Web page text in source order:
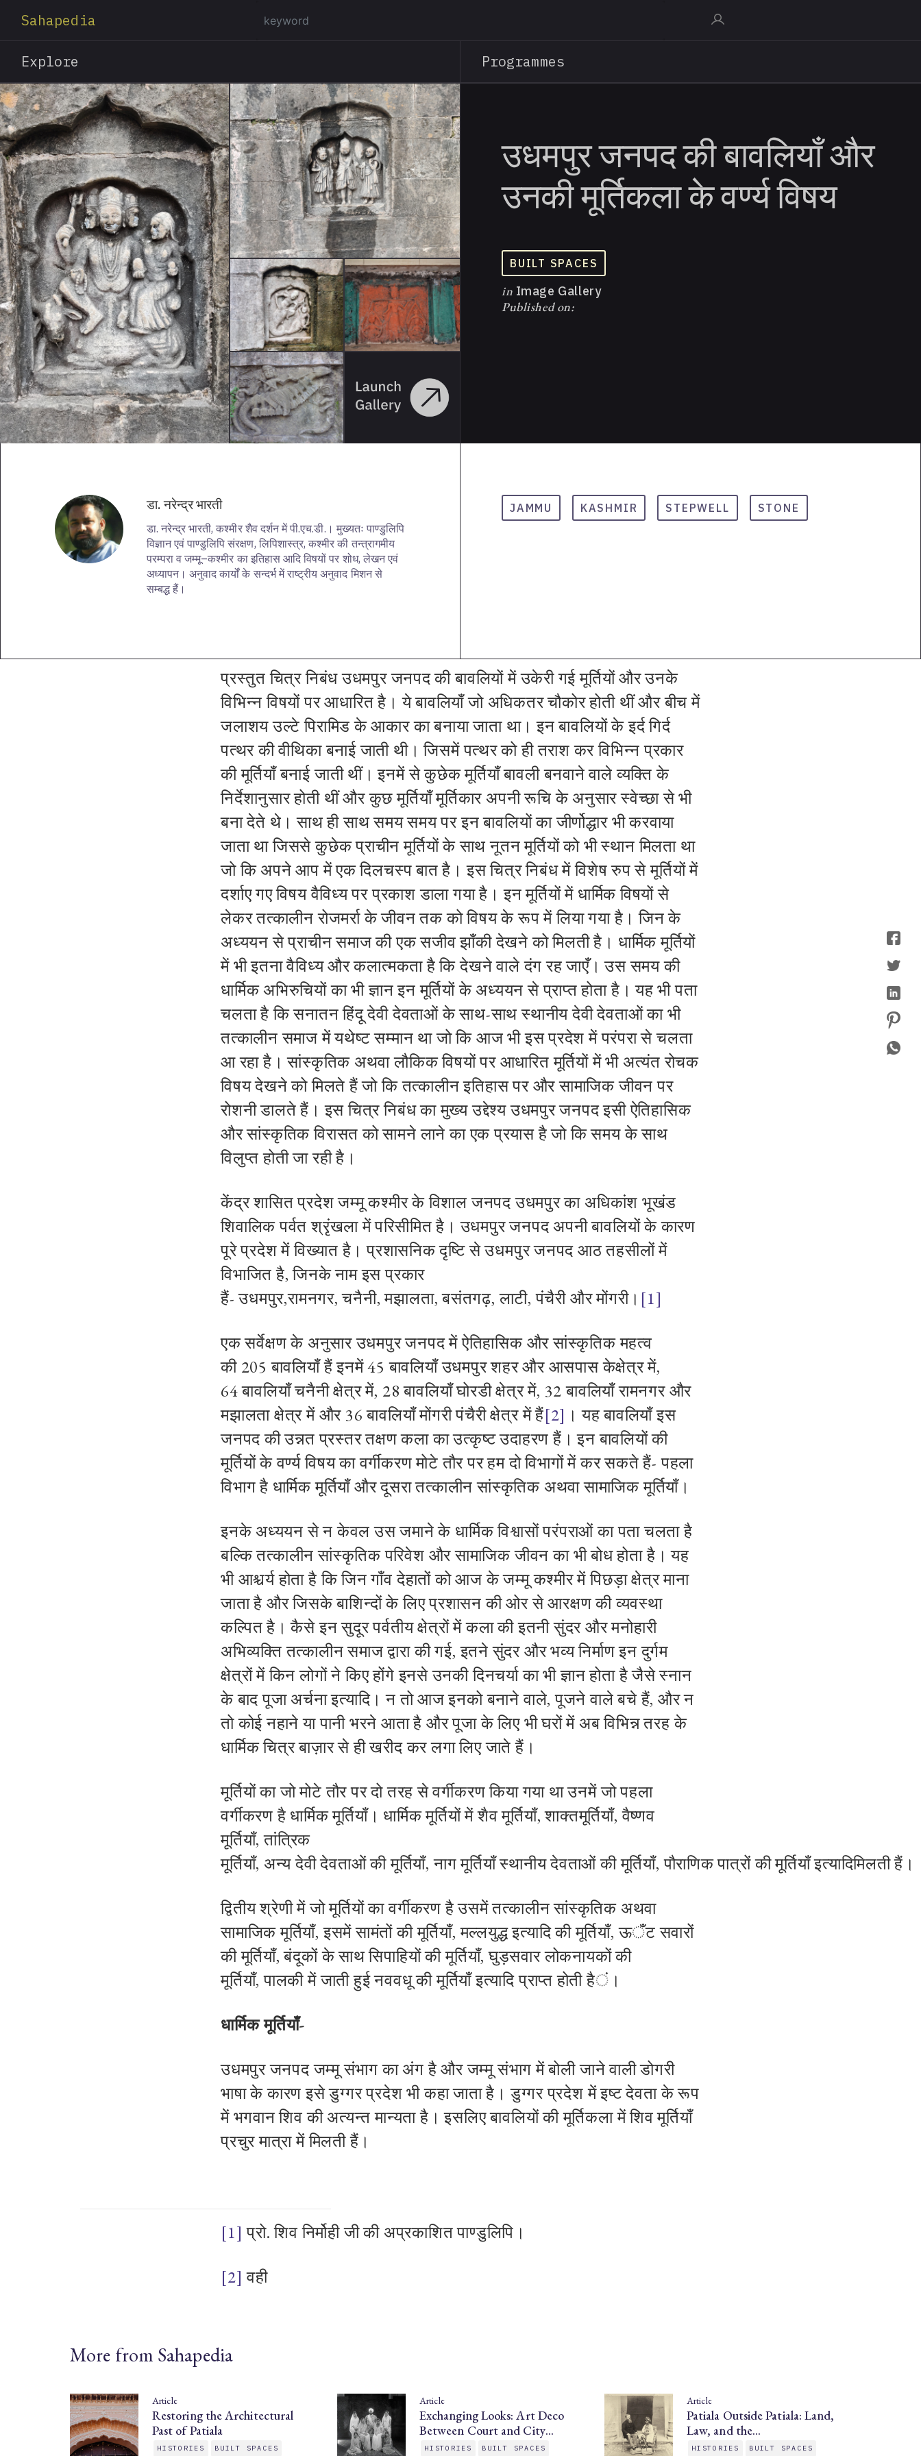
content
Sahapedia
Explore Programmes
उधमपुर जनपद की बावलियाँ और
उनकी मूर्तिकला के वर्ण्य विषय
BUILT SPACES
in Image Gallery
Published on:
डा. नरेन्द्र भारती
डा. नरेन्द्र भारती, कश्मीर शैव दर्शन में पी.एच.डी.। मुख्यतः पाण्डुलिपि
विज्ञान एवं पाण्डुलिपि संरक्षण, लिपिशास्त्र, कश्मीर की तन्त्रागमीय
परम्परा व जम्मू–कश्मीर का इतिहास आदि विषयों पर शोध, लेखन एवं
अध्यापन। अनुवाद कार्यों के सन्दर्भ में राष्ट्रीय अनुवाद मिशन से
सम्बद्ध हैं।
JAMMU KASHMIR STEPWELL STONE
प्रस्तुत चित्र निबंध उधमपुर जनपद की बावलियों में उकेरी गई मूर्तियों और उनके
विभिन्न विषयों पर आधारित है। ये बावलियाँ जो अधिकतर चौकोर होती थीं और बीच में
जलाशय उल्टे पिरामिड के आकार का बनाया जाता था। इनबावलियों के इर्द गिर्द
पत्थर की वीथिका बनाई जाती थी। जिसमें पत्थर को ही तराश कर विभिन्न प्रकार
की मूर्तियाँ बनाई जाती थीं। इनमें से कुछेक मूर्तियाँ बावली बनवाने वाले व्यक्ति के
निर्देशानुसार होती थीं और कुछ मूर्तियाँ मूर्तिकार अपनी रूचि के अनुसार स्वेच्छा से भी
बना देते थे। साथ ही साथ समय समय पर इन बावलियों का जीर्णोद्धार भी करवाया
जाता था जिससे कुछेक प्राचीन मूर्तियों के साथ नूतन मूर्तियों को भी स्थान मिलता था
जो कि अपने आप में एक दिलचस्प बात है। इस चित्र निबंध में विशेष रुप से मूर्तियों में
दर्शाए गए विषय वैविध्य पर प्रकाश डाला गया है। इन मूर्तियों में धार्मिक विषयों से
लेकर तत्कालीन रोजमर्रा के जीवन तक को विषय के रूप में लिया गया है। जिन के
अध्ययन से प्राचीन समाज की एक सजीव झाँकी देखने को मिलती है। धार्मिक मूर्तियों
में भी इतना वैविध्य और कलात्मकता है कि देखने वाले दंग रह जाएँ। उस समय की
धार्मिक अभिरुचियों का भी ज्ञान इन मूर्तियों के अध्ययन से प्राप्त होता है। यह भी पता
चलता है कि सनातन हिंदू देवी देवताओं के साथ-साथ स्थानीय देवी देवताओं का भी
तत्कालीन समाज में यथेष्ट सम्मान था जो कि आज भी इस प्रदेश में परंपरा से चलता
आ रहा है। सांस्कृतिक अथवा लौकिक विषयों पर आधारित मूर्तियों में भी अत्यंत रोचक
विषय देखने को मिलते हैं जो कि तत्कालीन इतिहास पर और सामाजिक जीवन पर
रोशनी डालते हैं। इस चित्र निबंध का मुख्य उद्देश्य उधमपुर जनपद इसी ऐतिहासिक
और सांस्कृतिक विरासत को सामने लाने का एक प्रयास है जो कि समय के साथ
विलुप्त होती जा रही है।
केंद्र शासित प्रदेश जम्मू कश्मीर के विशाल जनपद उधमपुर का अधिकांश भूखंड
शिवालिक पर्वत श्रृंखला में परिसीमित है। उधमपुर जनपद अपनी बावलियों के कारण
पूरे प्रदेश में विख्यात है। प्रशासनिक दृष्टि से उधमपुर जनपद आठ तहसीलों में
विभाजित है,जिनके नाम इस प्रकार
हैं-उधमपुर,रामनगर,चनैनी,मझालता,बसंतगढ़, लाटी, पंचैरी औरमोंगरी। [1]
एक सर्वेक्षण के अनुसार उधमपुर जनपद में ऐतिहासिक और सांस्कृतिक महत्व
की 205बावलियाँ हैं इनमें45बावलियाँउधमपुर शहर औरआसपासकेक्षेत्र में,
64बावलियाँ चनैनी क्षेत्र में, 28बावलियाँ घोरडीक्षेत्रमें, 32बावलियाँ रामनगर और
मझालता क्षेत्र में और 36बावलियाँमोंगरी पंचैरी क्षेत्र में हैं[2] । यह बावलियाँइस
जनपद की उन्नत प्रस्तर तक्षण कला का उत्कृष्ट उदाहरण हैं। इन बावलियों की
मूर्तियों के वर्ण्य विषय का वर्गीकरण मोटे तौर पर हम दो विभागों में कर सकते हैं-पहला
विभाग है धार्मिक मूर्तियाँ और दूसरा तत्कालीन सांस्कृतिक अथवा सामाजिक मूर्तियाँ।
इनके अध्ययन से न केवल उस जमाने के धार्मिक विश्वासों परंपराओं का पता चलता है
बल्कि तत्कालीन सांस्कृतिक परिवेश और सामाजिक जीवन का भी बोध होता है। यह
भी आश्चर्य होता है कि जिन गाँव देहातों को आज के जम्मू कश्मीर में पिछड़ा क्षेत्र माना
जाता है और जिसके बाशिन्दों के लिए प्रशासन की ओर से आरक्षण की व्यवस्था
कल्पित है। कैसे इन सुदूर पर्वतीय क्षेत्रों में कला की इतनी सुंदर और मनोहारी
अभिव्यक्ति तत्कालीन समाज द्वारा की गई, इतने सुंदर और भव्य निर्माण इन दुर्गम
क्षेत्रों में किन लोगों ने किए होंगे इनसे उनकी दिनचर्या का भी ज्ञान होता है जैसे स्नान
के बाद पूजा अर्चना इत्यादि। न तो आज इनको बनाने वाले,पूजने वाले बचे हैं,और न
तो कोई नहानेयापानी भरने आता है और पूजा के लिए भी घरों में अब विभिन्न तरह के
धार्मिक चित्र बाज़ार से ही खरीद कर लगा लिए जाते हैं।
मूर्तियों का जो मोटे तौर पर दो तरह से वर्गीकरण किया गया था उनमें जो पहला
वर्गीकरण है धार्मिक मूर्तियाँ। धार्मिक मूर्तियों में शैव मूर्तियाँ,शाक्तमूर्तियाँ,वैष्णव
मूर्तियाँ,तांत्रिक
मूर्तियाँ, अन्यदेवीदेवताओंकीमूर्तियाँ,नागमूर्तियाँस्थानीयदेवताओंकीमूर्तियाँ,पौराणिकपात्रोंकीमूर्तियाँइत्यादिमिलतीहैं।
द्वितीय श्रेणी में जो मूर्तियों का वर्गीकरण है उसमें तत्कालीन सांस्कृतिक अथवा
सामाजिक मूर्तियाँ, इसमें सामंतों की मूर्तियाँ, मल्लयुद्ध इत्यादि की मूर्तियाँ, ऊँट सवारों
की मूर्तियाँ,बंदूकों के साथ सिपाहियों की मूर्तियाँ, घुड़सवार लोकनायकोंकी
मूर्तियाँ, पालकी में जाती हुई नववधू की मूर्तियाँ इत्यादि प्राप्त होती हैं ।
धार्मिक मूर्तियाँ-
उधमपुर जनपद जम्मू संभाग का अंग है और जम्मू संभाग में बोली जाने वाली डोगरी
भाषा के कारण इसे डुग्गर प्रदेशभीकहाजाताहै। डुग्गर प्रदेश में इष्ट देवता के रूप
में भगवान शिव की अत्यन्त मान्यता है। इसलिए बावलियों की मूर्तिकला में शिव मूर्तियाँ
प्रचुर मात्रा में मिलती हैं।
[1] प्रो.शिव निर्मोहीजीकीअप्रकाशित पाण्डुलिपि।
[2] वही
More from Sahapedia
Article
Restoring the Architectural
Past of Patiala
HISTORIES BUILT SPACES
Article
Exchanging Looks: Art Deco
Between Court and City…
HISTORIES BUILT SPACES
Article
Patiala Outside Patiala: Land,
Law, and the…
HISTORIES BUILT SPACES